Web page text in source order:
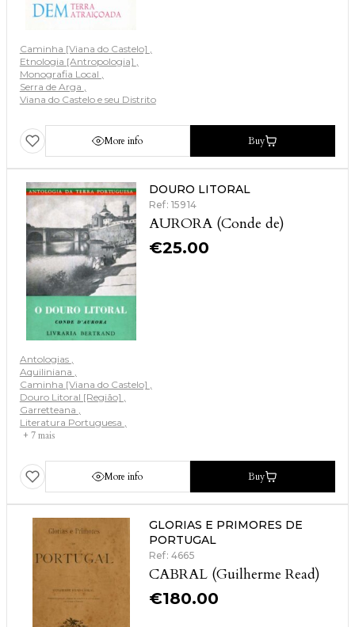
Caminha [Viana do Castelo]
Etnologia [Antropologia]
Monografia Local
Serra de Arga
Viana do Castelo e seu Distrito
More info Buy
DOURO LITORAL
Ref: 15914
AURORA (Conde de)
€25.00
Antologias
Aquiliniana
Caminha [Viana do Castelo]
Douro Litoral [Região]
Garretteana
Literatura Portuguesa
+ 7 mais
More info Buy
GLORIAS E PRIMORES DE
PORTUGAL
Ref: 4665
CABRAL (Guilherme Read)
€180.00